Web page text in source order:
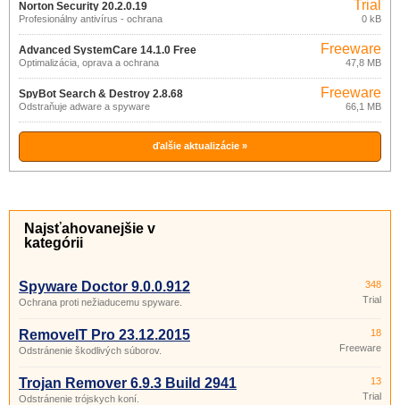
Norton Security 20.2.0.19
Profesionálny antivírus - ochrana
Trial
0 kB
Advanced SystemCare 14.1.0 Free
Optimalizácia, oprava a ochrana
Freeware
47,8 MB
SpyBot Search & Destroy 2.8.68
Odstraňuje adware a spyware
Freeware
66,1 MB
ďalšie aktualizácie »
Najsťahovanejšie v
kategórii
Spyware Doctor 9.0.0.912
Ochrana proti nežiaducemu spyware.
348
Trial
RemoveIT Pro 23.12.2015
Odstránenie škodlivých súborov.
18
Freeware
Trojan Remover 6.9.3 Build 2941
Odstránenie trójskych koní.
13
Trial